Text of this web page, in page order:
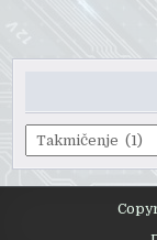
Odaberite
predmet: